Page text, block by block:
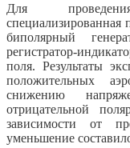
Для
специализированная
биполярный
регистратор-
поля. Результаты
положительных
снижению
отрицательной
зависимости от
уменьшение